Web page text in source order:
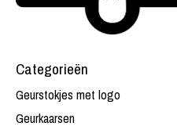
Categorieën
Geurstokjes met logo
Geurkaarsen